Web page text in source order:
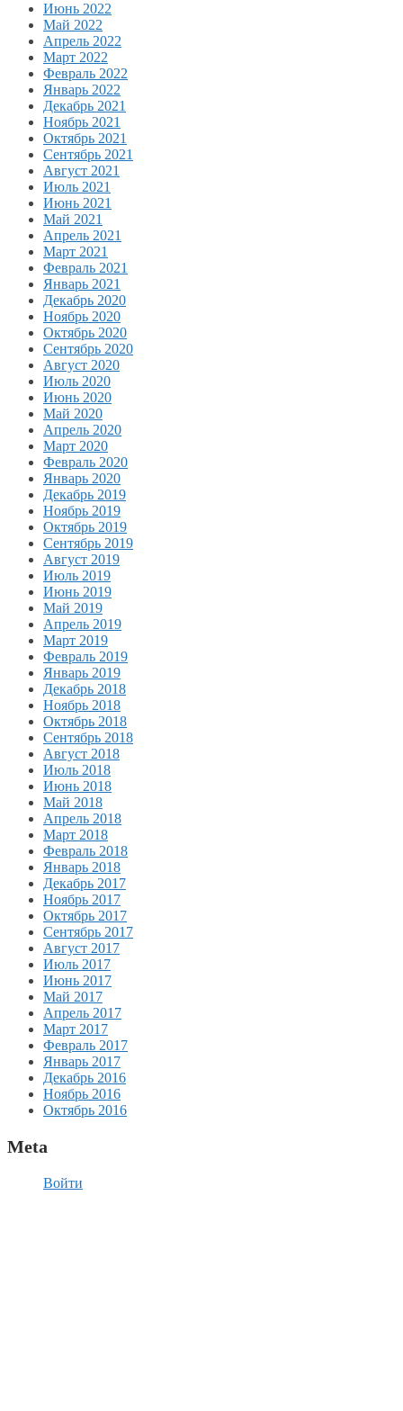
Июнь 2022
Май 2022
Апрель 2022
Март 2022
Февраль 2022
Январь 2022
Декабрь 2021
Ноябрь 2021
Октябрь 2021
Сентябрь 2021
Август 2021
Июль 2021
Июнь 2021
Май 2021
Апрель 2021
Март 2021
Февраль 2021
Январь 2021
Декабрь 2020
Ноябрь 2020
Октябрь 2020
Сентябрь 2020
Август 2020
Июль 2020
Июнь 2020
Май 2020
Апрель 2020
Март 2020
Февраль 2020
Январь 2020
Декабрь 2019
Ноябрь 2019
Октябрь 2019
Сентябрь 2019
Август 2019
Июль 2019
Июнь 2019
Май 2019
Апрель 2019
Март 2019
Февраль 2019
Январь 2019
Декабрь 2018
Ноябрь 2018
Октябрь 2018
Сентябрь 2018
Август 2018
Июль 2018
Июнь 2018
Май 2018
Апрель 2018
Март 2018
Февраль 2018
Январь 2018
Декабрь 2017
Ноябрь 2017
Октябрь 2017
Сентябрь 2017
Август 2017
Июль 2017
Июнь 2017
Май 2017
Апрель 2017
Март 2017
Февраль 2017
Январь 2017
Декабрь 2016
Ноябрь 2016
Октябрь 2016
Meta
Войти